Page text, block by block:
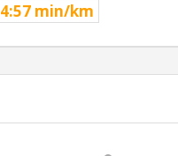
4:57 min/km